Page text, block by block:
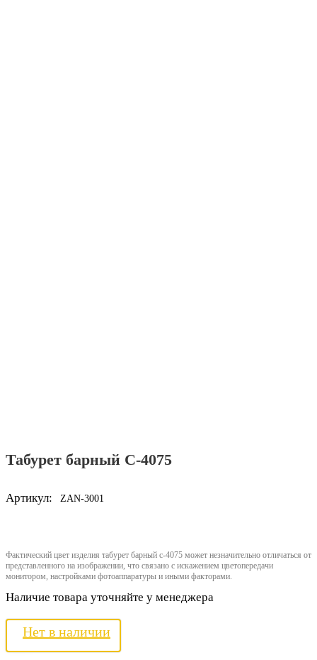
Табурет барный C-4075
Артикул: ZAN-3001
Фактический цвет изделия табурет барный c-4075 может незначительно отличаться от
представленного на изображении, что связано с искажением цветопередачи
монитором, настройками фотоаппаратуры и иными факторами.
Наличие товара уточняйте у менеджера
Нет в наличии